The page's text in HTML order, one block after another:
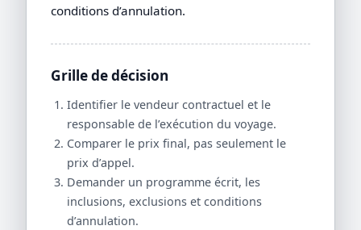
conditions d’annulation.
Grille de décision
Identifier le vendeur contractuel et le
responsable de l’exécution du voyage.
Comparer le prix final, pas seulement le
prix d’appel.
Demander un programme écrit, les
inclusions, exclusions et conditions
d’annulation.